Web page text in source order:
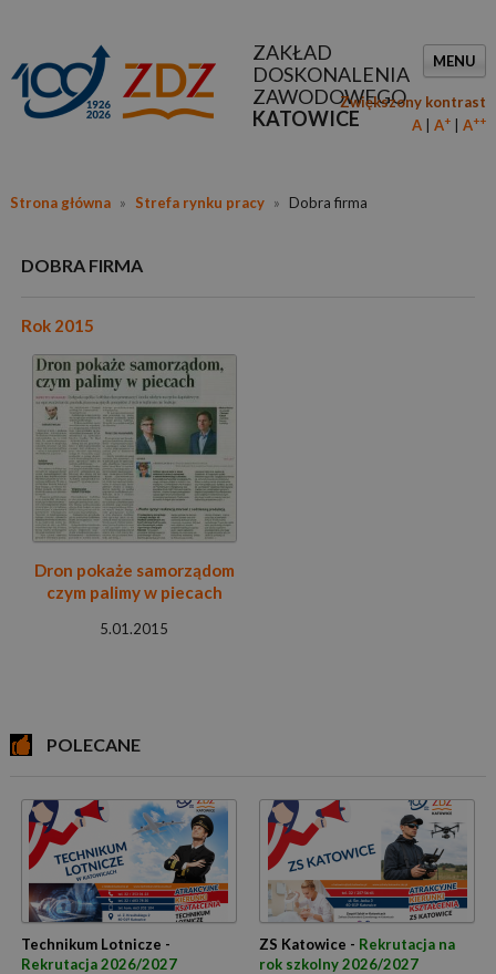
ZAKŁAD
DOSKONALENIA
ZAWODOWEGO
KATOWICE
MENU
Zwiększony kontrast
A
A+ A++
Strona główna » Strefa rynku pracy » Dobra firma
DOBRA FIRMA
Rok 2015
Dron pokaże samorządom
czym palimy w piecach
5.01.2015
POLECANE
Technikum Lotnicze -
Rekrutacja 2026/2027
ZS Katowice - Rekrutacja na
rok szkolny 2026/2027